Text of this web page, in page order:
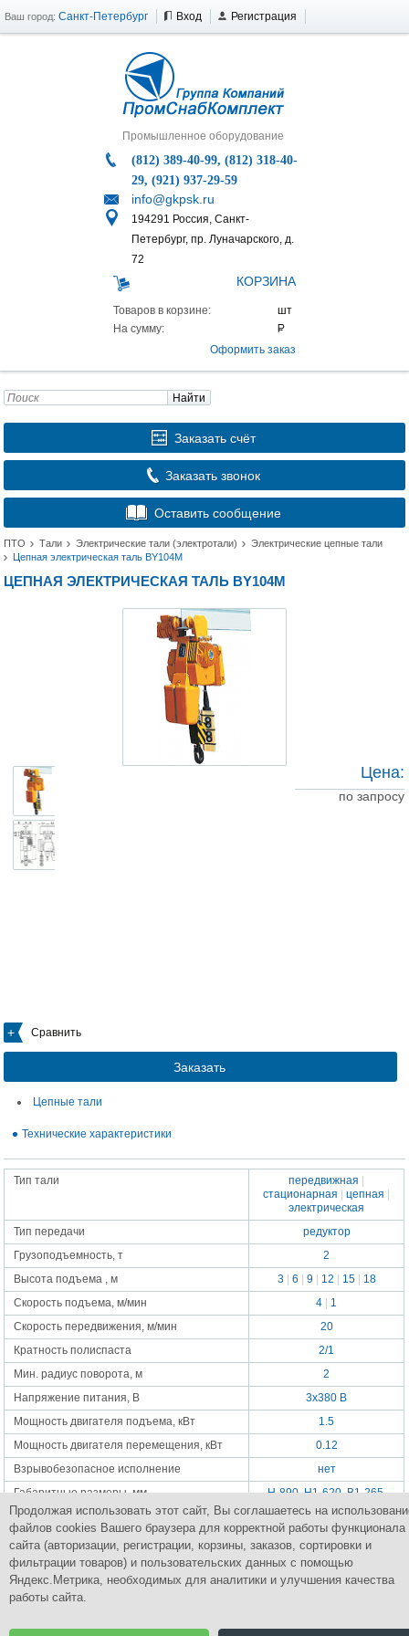
Ваш город: Санкт-Петербург Вход Регистрация
Промышленное оборудование
(812) 389-40-99, (812) 318-40-
29, (921) 937-29-59
info@gkpsk.ru
194291 Россия, Санкт-
Петербург, пр. Луначарского, д.
72
КОРЗИНА
Товаров в корзине:
На сумму:
Оформить заказ
Найти
Заказать счёт
Заказать звонок
Оставить сообщение
ПТО Тали Электрические тали (электротали)
Электрические цепные тали
Цепная электрическая таль BY104M
ЦЕПНАЯ ЭЛЕКТРИЧЕСКАЯ ТАЛЬ BY104M
Сравнить
Заказать
Цена:
по запросу
Цепные тали
Технические характеристики
Тип тали передвижная
стационарная
|цепная
электрическая
Тип передачи
редуктор
Грузоподъемность, т
2
Высота подъема , м
3 6 9 12 15| 18
Скорость подъема, м/мин
4
1
Скорость передвижения, м/мин
20
Кратность полиспаста
2/1
Мин. радиус поворота, м
2
Напряжение питания, В
3x380 В
Мощность двигателя подъема, кВт
1.5
Мощность двигателя перемещения, кВт
0.12
Взрывобезопасное исполнение
нет
Габаритные размеры, мм
Н-890, Н1-620, В1-265,
В2-360, L1-270, L2-250,
Е-240, D-90, К-150
Масса, кг
147
Комплексное снабжение промышленным оборудованием
Продолжая использовать этот сайт, Вы соглашаетесь на
файлов cookies Вашего браузера для корректной работы функционала
сайта (авторизации, регистрации, корзины, заказов, сортировки и
фильтрации товаров) и пользовательских данных с помощью
Яндекс.Метрика, необходимых для аналитики и улучшения качества
работы сайта.